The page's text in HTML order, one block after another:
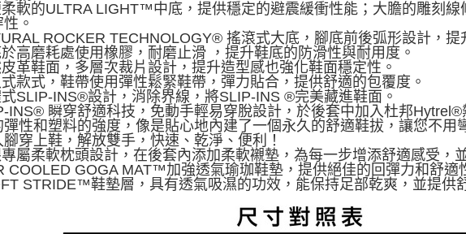
軟的ULTRA LIGHT™中底，提供穩定的避震緩衝性能；大膽的雕刻線
。
ROCKER TECHNOLOGY® 搖滾式大底，腳底前後弧形設計，提
高磨耗處使用橡膠，耐磨止滑 ，提升鞋底的防滑性與耐用度。
革鞋面，多層次裁片設計，提升造型感也強化鞋面穩定性。
款式，鞋帶使用彈性鬆緊鞋帶，彈力貼合，提供舒適的包覆度。
SLIP-INS®設計，消除界線，將SLIP-INS ®完美藏進鞋面。
INS® 瞬穿舒適科技，免動手輕易穿脫設計，於後套中加入杜邦
彈性和塑料的強度，像是貼心地內建了一個永久的舒適鞋拔，讓您不用
穿上鞋，解放雙手，快速、乾淨、便利！
屬柔軟枕頭設計，在後套內添加柔軟襯墊，為每一步增添舒適感受，
COOLED GOGA MAT™加強透氣瑜珈鞋墊，提供絕佳的回彈力和舒適
STRIDE™鞋墊層，具有透氣吸濕的功效，能保持足部乾爽，並提供